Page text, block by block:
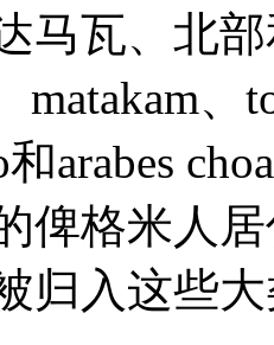
马瓦、北
matakam、
arabes
俾格米人
归入这些